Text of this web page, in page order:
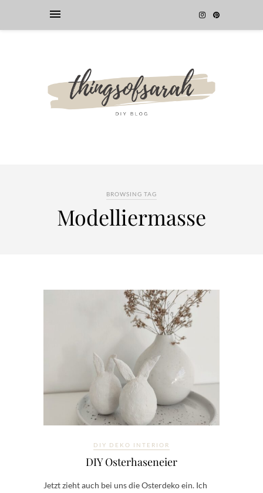
BROWSING TAG
Modelliermasse
DIY DEKO INTERIOR
DIY Osterhaseneier
Jetzt zieht auch bei uns die Osterdeko ein. Ich